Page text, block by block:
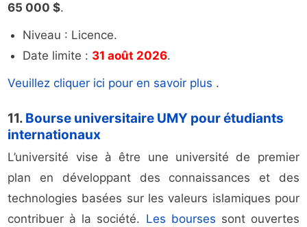
65 000 $.
Niveau : Licence.
Date limite : 31 août 2026.
Veuillez cliquer ici pour en savoir plus .
11. Bourse universitaire UMY pour étudiants
internationaux
L’université vise à être une université de premier
plan en développant des connaissances et des
technologies basées sur les valeurs islamiques pour
contribuer à la société. Les bourses sont ouvertes